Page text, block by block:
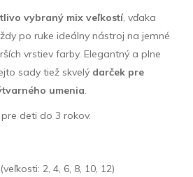
vybraný mix veľkostí, vďaka
po ruke ideálny nástroj na jemné
vrstiev farby. Elegantný a plne
sady tiež skvelý darček pre
umenia.
deti do 3 rokov.
2, 4, 6, 8, 10, 12)